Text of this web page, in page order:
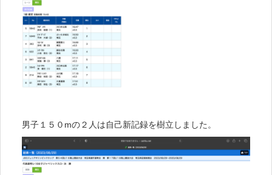
男子１５０mの２人は自己新記録を樹立しました。